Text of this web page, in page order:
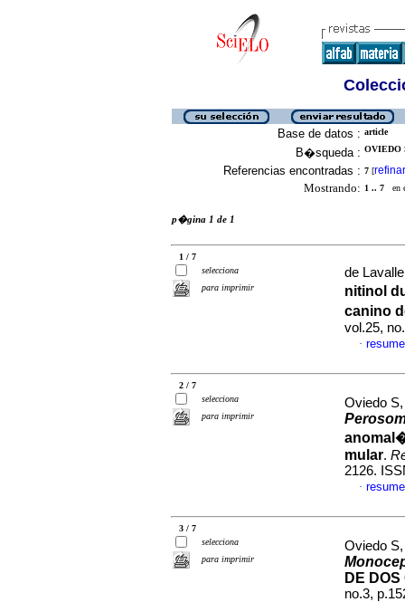
Base de datos : article
B�squeda : OVIEDO
Referencias encontradas : 7 [refinar
Mostrando: 1 .. 7 en
p�gina 1 de 1
1 / 7
selecciona
para imprimir
de
nitinol
canino
vol.25,
·
2 / 7
selecciona
para imprimir
Oviedo
mular.
2126.
·
3 / 7
selecciona
para imprimir
Oviedo
DE
no.3,